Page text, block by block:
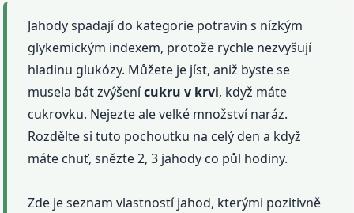
Jahody spadají do kategorie potravin s nízkým
glykemickým indexem, protože rychle nezvyšují
hladinu glukózy. Můžete je jíst, aniž byste se
musela bát zvýšenícukru v krvi, když máte
cukrovku. Nejezte ale velké množství naráz.
Rozdělte si tuto pochoutku na celý den a když
máte chuť, snězte 2, 3 jahody co půl hodiny.
Zde je seznam vlastností jahod, kterými pozitivně